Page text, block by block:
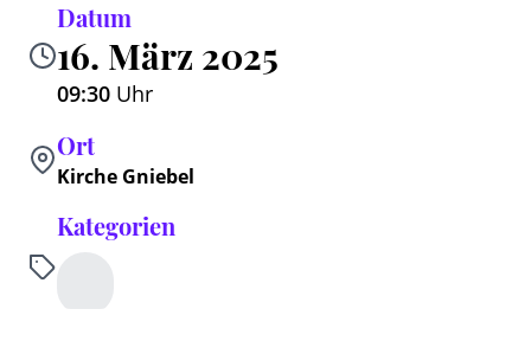
Datum
16. März 2025
09:30 Uhr
Ort
Kirche Gniebel
Kategorien